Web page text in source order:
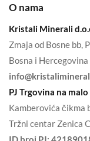
O nama
Kristali Minerali
Zmaja od Bosne bb,
Bosna i Hercegovina
PJ Trgovina na
Kamberovića čikma
Tržni centar Zenica